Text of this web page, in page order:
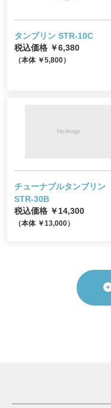
タンブリン STR-10C
税込価格 ￥6,380
（本体 ￥5,800）
チューナブルタンブリン
STR-30B
税込価格 ￥14,300
（本体 ￥13,000）